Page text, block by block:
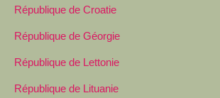
République de Croatie
République de Géorgie
République de Lettonie
République de Lituanie